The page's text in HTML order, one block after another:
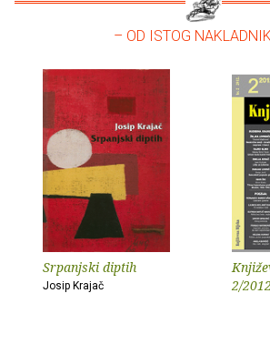
– OD ISTOG
Srpanjski diptih
Josip Krajač
2/2012